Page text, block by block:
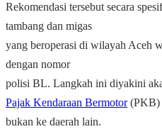
Rekomendasi tersebut secara
tambang dan migas
yang beroperasi di wilayah Aceh
dengan nomor
polisi BL. Langkah ini diyakini
Pajak Kendaraan Bermotor(PKB)
bukan ke daerah lain.